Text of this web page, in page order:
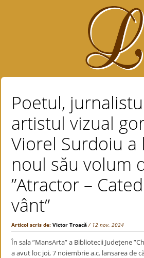
Poetul,
artistul vizual
Viorel Surdoiu a
noul său volum
”Atractor –
vânt”
Articol scris de:Victor Troacă / 12 nov. 2024
În sala ”MansArta” a Bibliotecii Județene
a avut loc joi, 7 noiembrie a.c. lansarea de